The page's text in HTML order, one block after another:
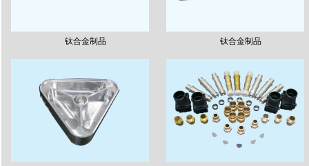
钛合金制品 钛合金制品